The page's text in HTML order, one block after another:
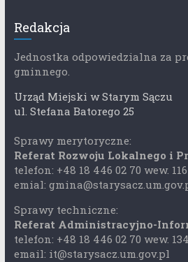
Redakcja
Jednostka odpowiedzialna za
gminnego.
Urząd Miejski w Starym Sączu
ul. Stefana Batorego 25
Sprawy merytoryczne:
Referat Rozwoju Lokalnego i
telefon: +48 18 446 02 70 wew. 116
emial:
Sprawy techniczne:
Referat Administracyjno-
telefon: +48 18 446 02 70 wew. 134
email: it@starysacz.um.gov.pl